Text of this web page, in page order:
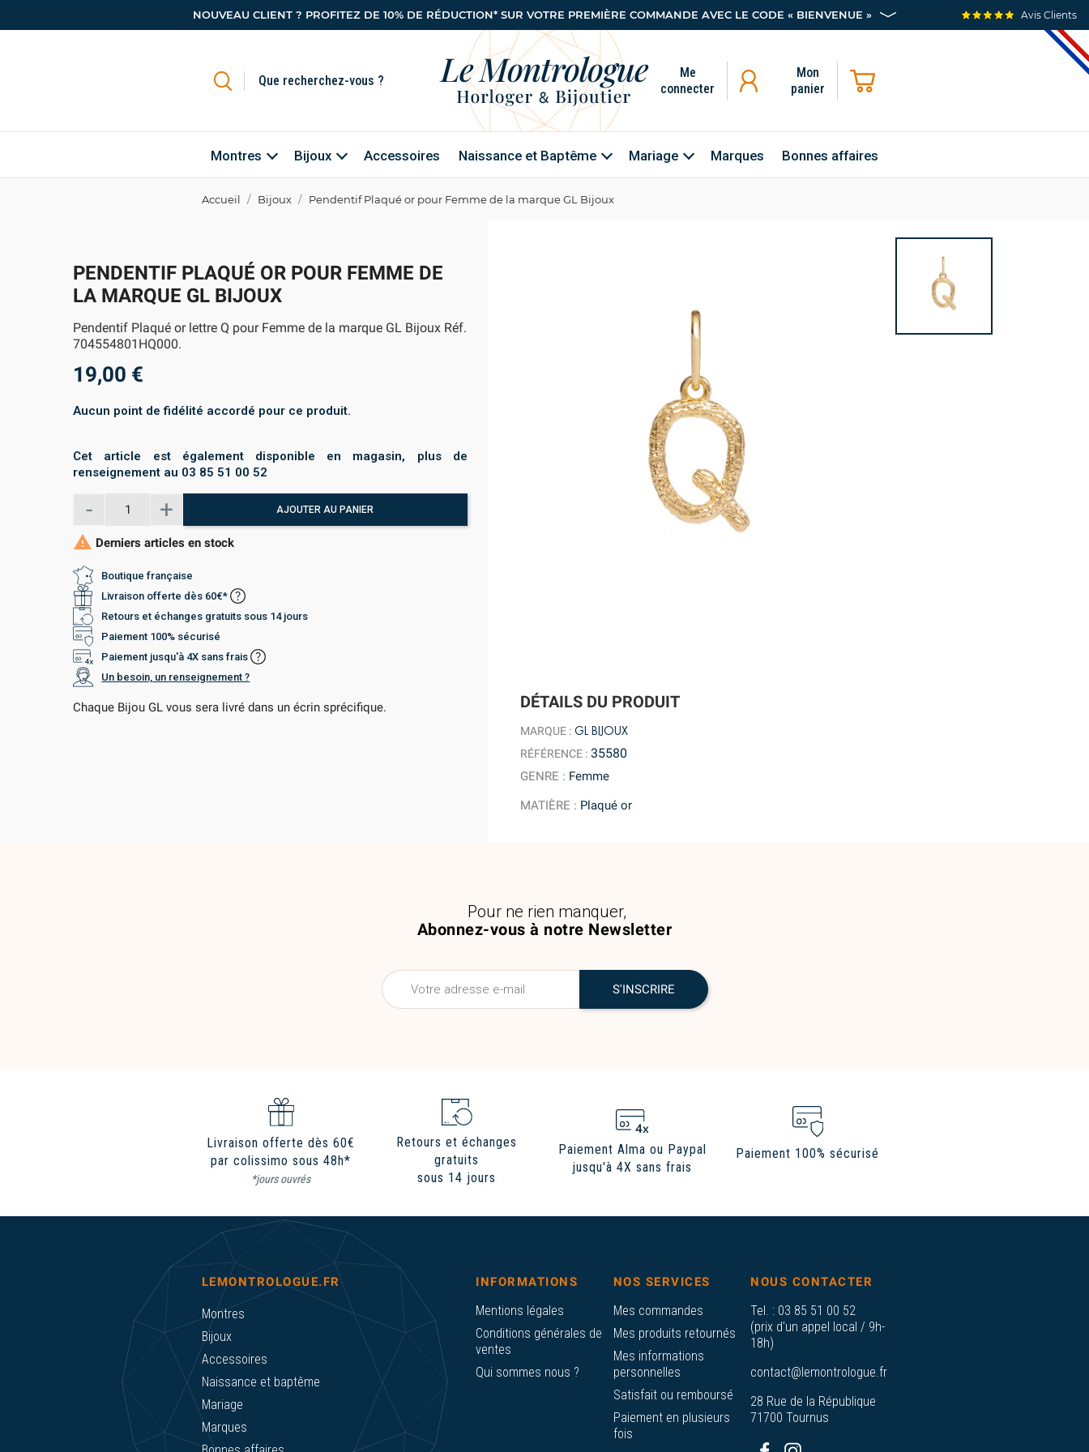
NOUVEAU CLIENT ? PROFITEZ DE 10% DE RÉDUCTION* SUR VOTRE PREMIÈRE COMMANDE AVEC LE CODE « BIENVENUE » Avis Clients
Me
connecter
Mon
panier
Montres Bijoux Accessoires Naissance et Baptême Mariage Marques Bonnes affaires
Accueil Bijoux Pendentif Plaqué or pour Femme de la marque GL Bijoux
DÉTAILS DU PRODUIT
MARQUE : GL BIJOUX
RÉFÉRENCE : 35580
GENRE : Femme
MATIÈRE : Plaqué or
PENDENTIF PLAQUÉ OR POUR FEMME DE
LA MARQUE GL BIJOUX
Pendentif Plaqué or lettre Q pour Femme de la marque GL Bijoux Réf.
704554801HQ000.
19,00 €
Aucun point de fidélité accordé pour ce produit.
Cet article est également disponible en magasin, plus de
renseignement au 03 85 51 00 52
AJOUTER AU PANIER
 Derniers articles en stock
Boutique française
Livraison offerte dès 60€*
Retours et échanges gratuits sous 14 jours
Paiement 100% sécurisé
Paiement jusqu'à 4X sans frais
Un besoin, un renseignement ?
Chaque Bijou GL vous sera livré dans un écrin sprécifique.
Abonnez-vous à notre Newsletter
Pour ne rien manquer,
Livraison offerte dès 60€
par colissimo sous 48h*
*jours ouvrés
Retours et échanges
gratuits
sous 14 jours
Paiement Alma ou Paypal
jusqu'à 4X sans frais
Paiement 100% sécurisé
LEMONTROLOGUE.FR
Montres
Bijoux
Accessoires
Naissance et baptême
Mariage
Marques
INFORMATIONS
Mentions légales
Conditions générales de
ventes
Qui sommes nous ?
NOS SERVICES
Mes commandes
Mes produits retournés
Mes informations
personnelles
Satisfait ou remboursé
Paiement en plusieurs
fois
NOUS CONTACTER
Tel. : 03 85 51 00 52
(prix d'un appel local / 9h-
18h)
contact@lemontrologue.fr
28 Rue de la République
71700 Tournus